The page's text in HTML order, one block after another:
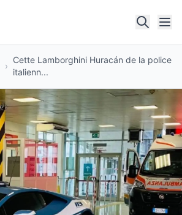
›
Cette Lamborghini Huracán de la police
italienn...